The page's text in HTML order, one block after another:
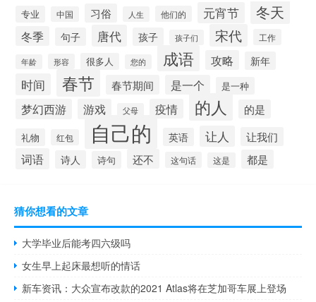
专业 中国 习俗 人生 他们的 元宵节 冬天
冬季 句子 唐代 孩子 孩子们 宋代 工作
年龄 形容 很多人 您的 成语 攻略 新年
时间 春节 春节期间 是一个 是一种
梦幻西游 游戏 父母 疫情 的人 的是
礼物 红包 自己的 英语 让人 让我们
词语 诗人 诗句 还不 这句话 这是 都是
猜你想看的文章
大学毕业后能考四六级吗
女生早上起床最想听的情话
新车资讯：大众宣布改款的2021 Atlas将在芝加哥车展上登场